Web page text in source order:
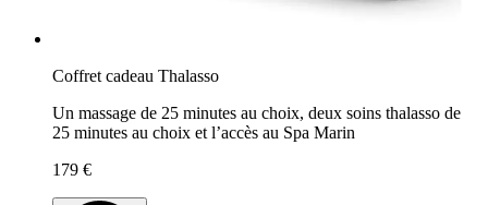
Coffret cadeau Thalasso
Un massage de 25 minutes au choix, deux soins thalasso de
25 minutes au choix et l’accès au Spa Marin
179 €